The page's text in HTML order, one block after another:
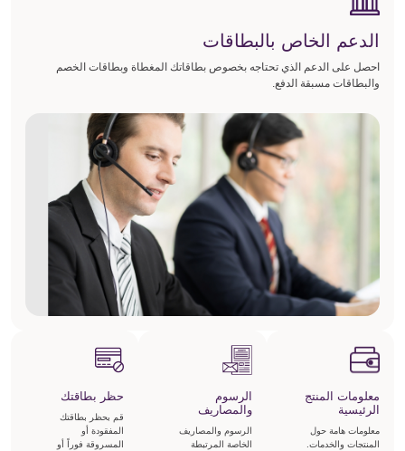
الدعم الخاص بالبطاقات
احصل على الدعم الذي تحتاجه بخصوص بطاقاتك المغطاة وبطاقات الخصم
والبطاقات مسبقة الدفع.
معلومات المنتج
الرئيسية
معلومات هامة حول
المنتجات والخدمات.
الرسوم
والمصاريف
الرسوم والمصاريف
الخاصة المرتبطة
حظر بطاقتك
قم بحظر بطاقتك
المفقودة أو
المسروقة فوراً أو